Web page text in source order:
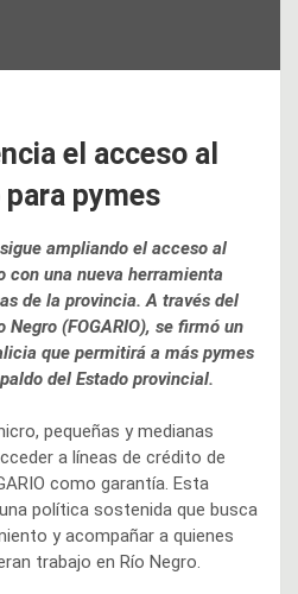
el acceso al
pymes
ampliando el acceso al
una nueva herramienta
de la provincia. A través del
Negro (FOGARIO), se firmó un
que permitirá a más pymes
del Estado provincial.
pequeñas y medianas
a líneas de crédito de
como garantía. Esta
política sostenida que busca
y acompañar a quienes
trabajo en Río Negro.